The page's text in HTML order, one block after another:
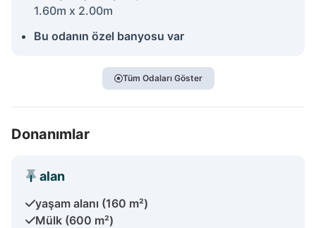
1.60m x 2.00m
Bu odanın özel banyosu var
Tüm Odaları Göster
Donanımlar
alan
yaşam alanı (160 m²)
Mülk (600 m²)